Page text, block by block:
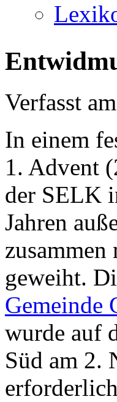
Verfasst am
In einem
1. Advent
der SELK
Jahren
geweiht.
Gemeinde
wurde auf
Süd am 2.